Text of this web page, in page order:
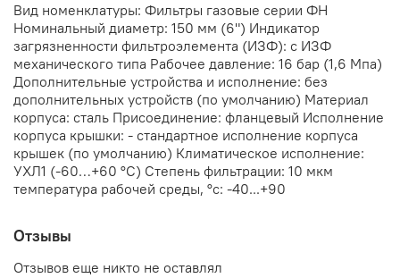
Вид номенклатуры: Фильтры газовые серии ФН
Номинальный диаметр: 150 мм (6") Индикатор
загрязненности фильтроэлемента (ИЗФ): с ИЗФ
механического типа Рабочее давление: 16 бар (1,6 Мпа)
Дополнительные устройства и исполнение: без
дополнительных устройств (по умолчанию) Материал
корпуса: сталь Присоединение: фланцевый Исполнение
корпуса крышки: - стандартное исполнение корпуса
крышек (по умолчанию) Климатическое исполнение:
УХЛ1 (-60…+60 °С) Степень фильтрации: 10 мкм
температура рабочей среды, °с: -40...+90
Отзывы
Отзывов еще никто не оставлял